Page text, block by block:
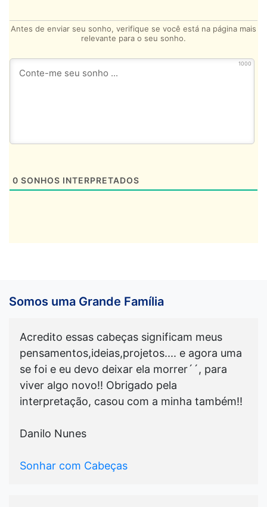
Antes de enviar seu sonho, verifique se você está na página mais
relevante para o seu sonho.
1000
0 SONHOS INTERPRETADOS
Somos uma Grande Família
Acredito essas cabeças significam meus
pensamentos,ideias,projetos.... e agora uma
se foi e eu devo deixar ela morrer´´, para
viver algo novo!! Obrigado pela
interpretação, casou com a minha também!!
Danilo Nunes
Sonhar com Cabeças